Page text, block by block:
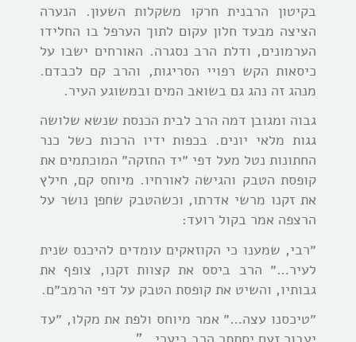
בקיטון הרבנית חרקו משקלות השעון. הנערה
הציצה מבעד חלון עקום לתוך הערפל בו החלידו
הערמונים, ודלת הרב נסגרה. האורחים ישבו על
כיסאות הקש רפויי הסריגות, והרב קם לכבדם.
מנהג זה נהג גם בשואב המים ובמשוגע העיר.
גבוה ומגובן דמה הרב לבית הכנסת שנשא שלושה
גגות מלאי יונים. בכפות ידיו הרכות כשל כנר
החתונות נטל מעל דפי ״יד החזקה״ המוכתמים את
קופסת הטבק והגישה לאורחיו. מיוחס קם, חילץ
את זקנו מרשי אדרתו, וכשהטבק שחפן נושר על
הרצפה אמר בקול רועד:
״רבי, שמענו כי הקוזאקים עומדים להיכנס שנית
לעיר…״ הרב ביסס את קצוות זקנו, צופף את
גבותיו, והשיט את קופסת הטבק על דפי הרמב״ם.
״טיכסנו עצה…״ אמר מיוחס ולפת את מקלו, ״עד